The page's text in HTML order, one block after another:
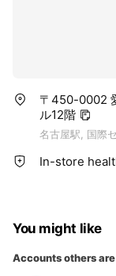
〒450-0002
ル12階
名古屋駅, 国際
In-store
You might like
Accounts others